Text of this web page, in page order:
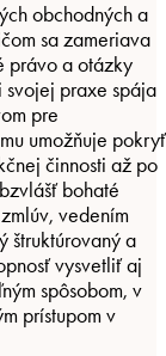
obchodných a
sa zameriava
právo a otázky
svojej praxe spája
pre
umožňuje pokryť
činnosti až po
bohaté
vedením
štruktúrovaný a
vysvetliť aj
spôsobom, v
prístupom v